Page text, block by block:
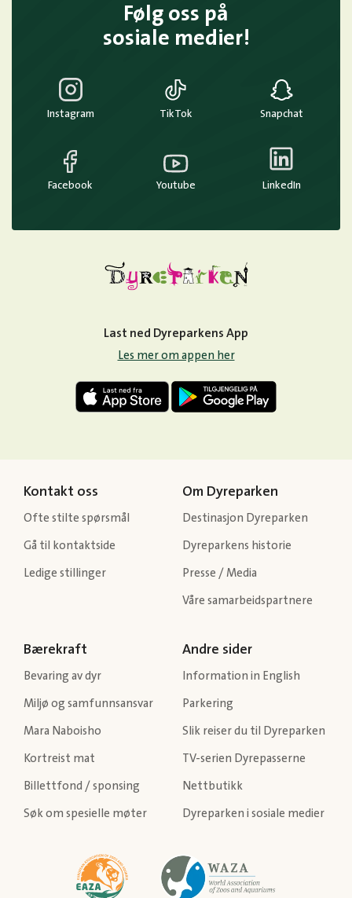
Følg oss på
sosiale medier!
Instagram TikTok Snapchat
Facebook Youtube LinkedIn
Last ned Dyreparkens App
Les mer om appen her
Kontakt oss
Ofte stilte spørsmål
Gå til kontaktside
Ledige stillinger
Om Dyreparken
Destinasjon Dyreparken
Dyreparkens historie
Presse / Media
Våre samarbeidspartnere
Bærekraft
Bevaring av dyr
Miljø og samfunnsansvar
Mara Naboisho
Kortreist mat
Billettfond / sponsing
Søk om spesielle møter
Andre sider
Information in English
Parkering
Slik reiser du til Dyreparken
TV-serien Dyrepasserne
Nettbutikk
Dyreparken i sosiale medier